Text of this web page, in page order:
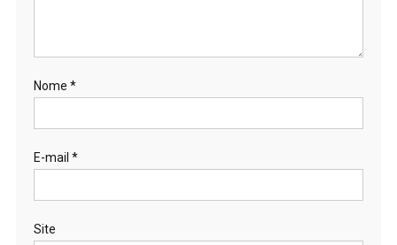
Nome *
E-mail *
Site